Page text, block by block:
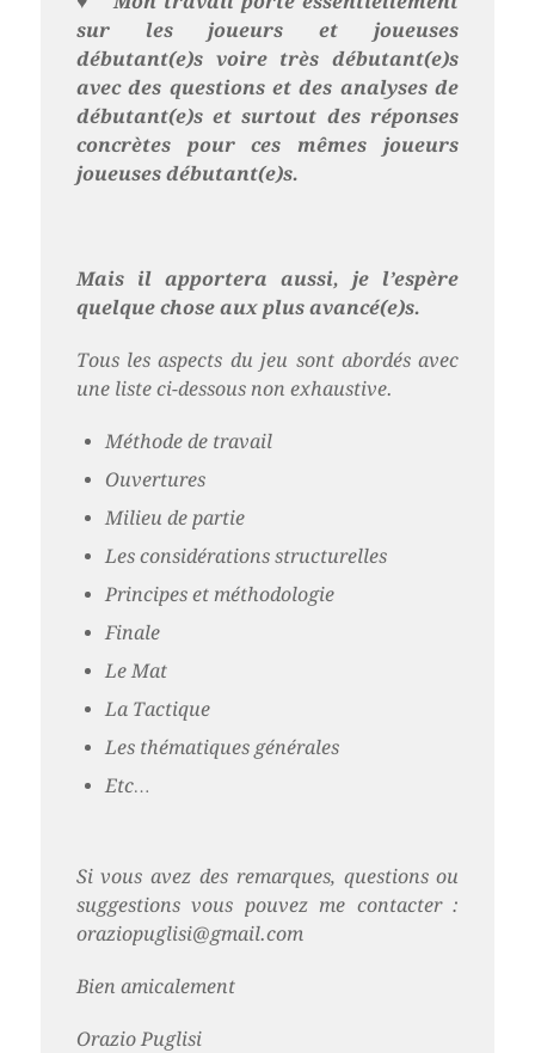
sur les joueurs et joueuses
débutant(e)s voire très débutant(e)s
avec des questions et des analyses de
débutant(e)s et surtout des réponses
concrètes pour ces mêmes joueurs
joueuses débutant(e)s.
Mais il apportera aussi, je l’espère
quelque chose aux plus avancé(e)s.
Tous les aspects du jeu sont abordés avec
une liste ci-dessous non exhaustive.
Méthode de travail
Ouvertures
Milieu de partie
Les considérations structurelles
Principes et méthodologie
Finale
Le Mat
La Tactique
Les thématiques générales
Etc…
Si vous avez des remarques, questions ou
suggestions vous pouvez me contacter :
oraziopuglisi@gmail.com
Bien amicalement
Orazio Puglisi